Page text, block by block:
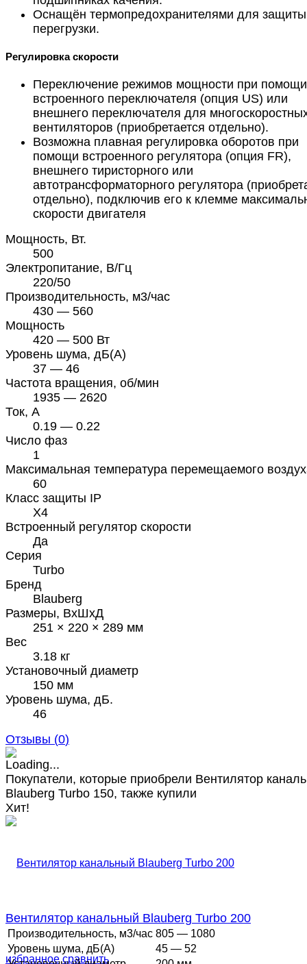
Оснащён термопредохранителями для защиты
перегрузки.
Регулировка скорости
Переключение режимов мощности при помощи
встроенного переключателя (опция US) или
внешнего переключателя для
вентиляторов (приобретается отдельно).
Возможна плавная регулировка оборотов при
помощи встроенного регулятора (опция FR),
внешнего тиристорного или
автотрансформаторного регулятора
отдельно), подключив его к клемме
скорости двигателя
Мощность, Вт.
500
Электропитание, В/Гц
220/50
Производительность, м3/час
430 — 560
Мощность
420 — 500 Вт
Уровень шума, дБ(А)
37 — 46
Частота вращения, об/мин
1935 — 2620
Ток, А
0.19 — 0.22
Число фаз
1
Максимальная температура перемещаемого
60
Класс защиты IP
X4
Встроенный регулятор скорости
Да
Серия
Turbo
Бренд
Blauberg
Размеры, ВхШхД
251 × 220 × 289 мм
Вес
3.18 кг
Установочный диаметр
150 мм
Уровень шума, дБ.
46
Отзывы (0)
Покупатели, которые приобрели Вентилятор
Blauberg Turbo 150, также купили
Хит!
избранное сравнить
Вентилятор канальный Blauberg Turbo 200
Производительность, м3/час 805 — 1080
Уровень шума, дБ(А)
45 — 52